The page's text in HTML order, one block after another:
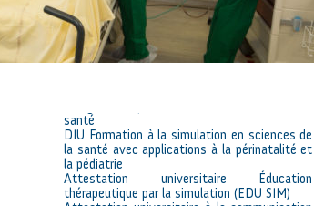
santé
DIU Formation à la simulation en sciences de
la santé avec applications à la périnatalité et
la pédiatrie
Attestation universitaire Éducation
thérapeutique par la simulation (EDU SIM)